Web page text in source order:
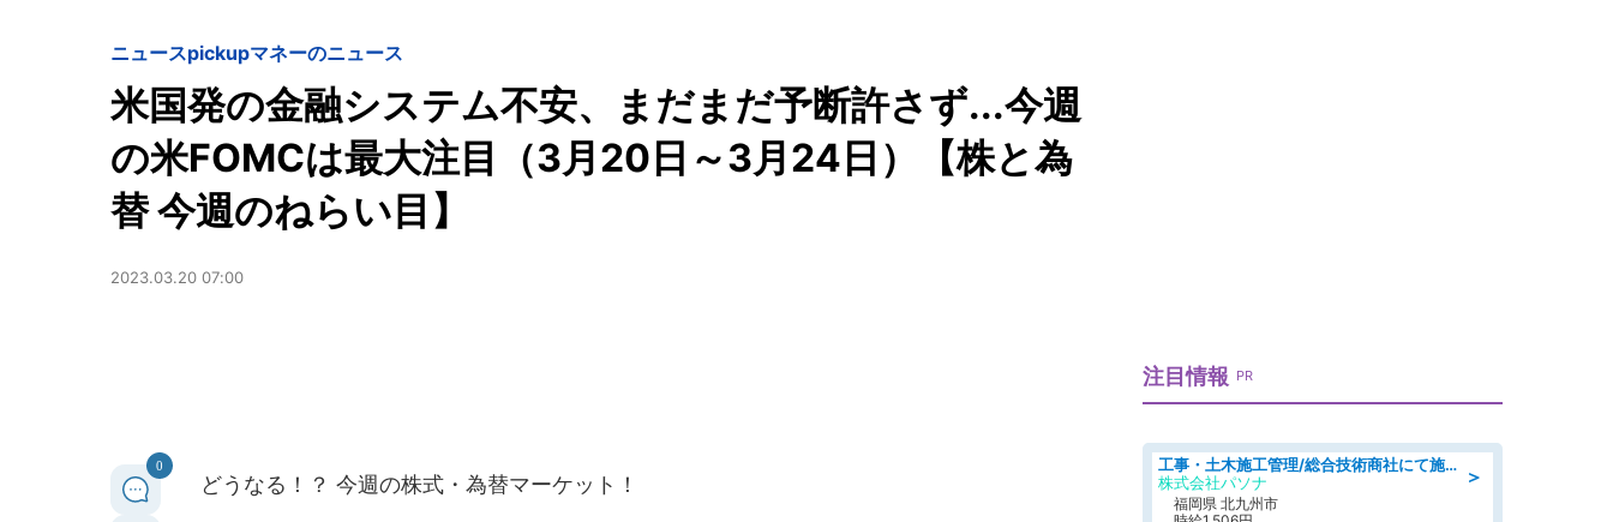
ニュースpickupマネーのニュース
米国発の金融システム不安、まだまだ予断許さず...今週
の米FOMCは最大注目（3月20日～3月24日）【株と為
替 今週のねらい目】
2023.03.20 07:00
0
どうなる！？ 今週の株式・為替マーケット！
注目情報 PR
＞
工事・土木施工管理/総合技術商社にて施工管理のお仕事/即日勤務可/車通勤可/工事・土木施工管理/生産・品質管理
株式会社パソナ
福岡県 北九州市